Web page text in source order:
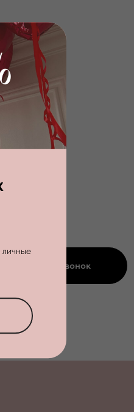
личные
Заказать звонок